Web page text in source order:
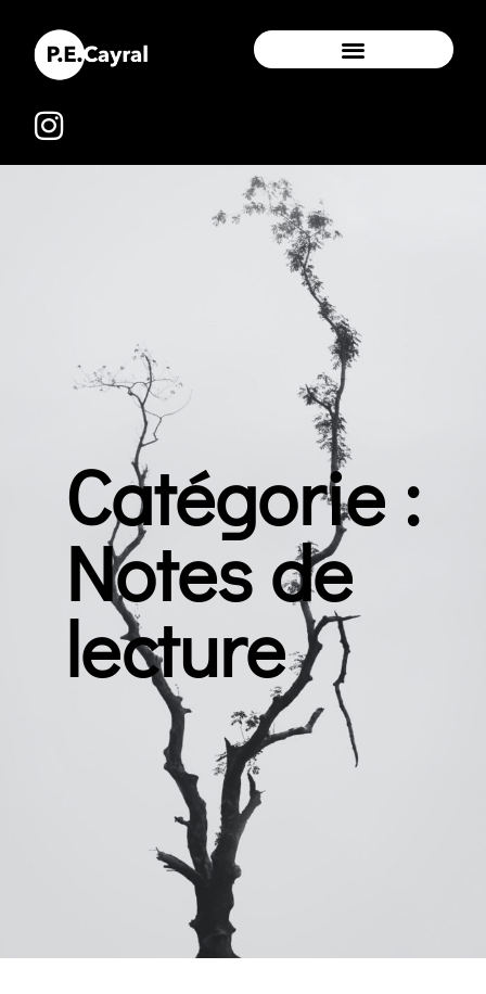
Catégorie :
Notes de
lecture